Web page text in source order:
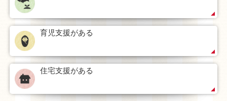
育児支援がある
住宅支援がある